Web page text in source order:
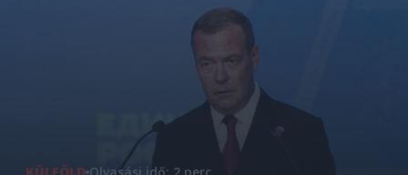
KÜLFÖLD Olvasási idő: 2 perc